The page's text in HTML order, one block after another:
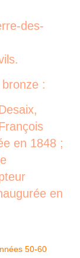
des-
:
en 1848 ;
en